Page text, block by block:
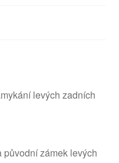
levých zadních
zámek levých